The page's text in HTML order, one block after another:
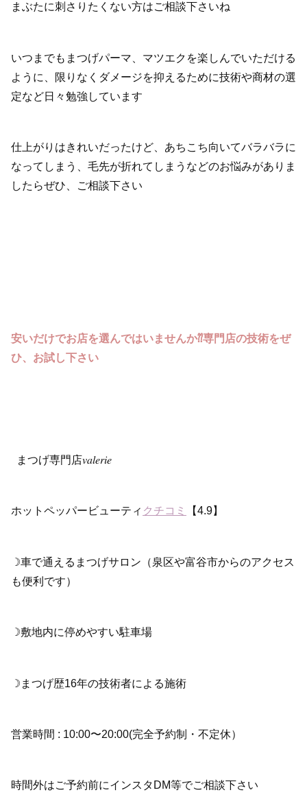
まぶたに刺さりたくない方はご相談下さいね
いつまでもまつげパーマ、マツエクを楽しんでいただける
ように、限りなくダメージを抑えるために技術や商材の選
定など日々勉強しています
仕上がりはきれいだったけど、あちこち向いてバラバラに
なってしまう、毛先が折れてしまうなどのお悩みがありま
したらぜひ、ご相談下さい
安いだけでお店を選んではいませんか⁇専門店の技術をぜ
ひ、お試し下さい
まつげ専門店𝑣𝑎𝑙𝑒𝑟𝑖𝑒
ホットペッパービューティ クチコミ 【4.9】
☽車で通えるまつげサロン（泉区や富谷市からのアクセス
も便利です）
☽敷地内に停めやすい駐車場
☽まつげ歴16年の技術者による施術
営業時間 : 10:00〜20:00(完全予約制・不定休）
時間外はご予約前にインスタDM等でご相談下さい